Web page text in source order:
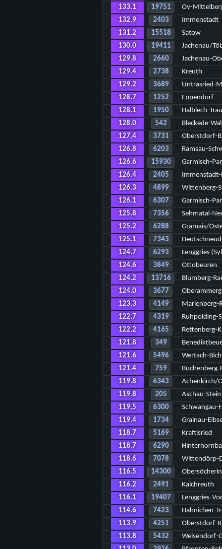
133.1
19751
Oy-
132.9
2403
Immenstadt
131.2
15518
Satow
130.0
19411
Jachenau/
129.8
2660
Jachenau-
129.4
2738
Kreuth
129.2
3689
Untrasried-
128.7
1252
Eppendorf
128.1
1950
Halblech-
128.0
542
Bleckede-
127.4
3731
Oberstdorf-
126.8
6203
Ramsau-
126.6
15930
Garmisch-
126.4
2405
126.3
4899
Wittenberg-
126.1
6307
Garmisch-
125.8
7356
Sehmatal-
125.2
6288
Gramais/
125.1
7343
124.7
6293
Lenggries
124.6
3849
Ottobeuren
124.2
13716
Blumberg-
124.0
3677
123.3
4149
Marienberg-
122.7
4319
Ruhpolding-
122.2
4165
Rettenberg-
121.8
349
121.6
5496
Wertach-
121.4
759
119.8
6343
Achenkirch/
119.8
205
Aschau-Stein
119.5
6300
Schwangau-
119.4
1734
Grainau-
118.7
5169
Kraftisried
118.7
6290
118.6
7078
Wittendörp-
116.5
14300
116.2
2491
Kalchreuth
116.1
19407
Lenggries-
114.6
7423
Hähnichen-
113.9
4251
Oberstdorf-
113.8
5432
Weisendorf-